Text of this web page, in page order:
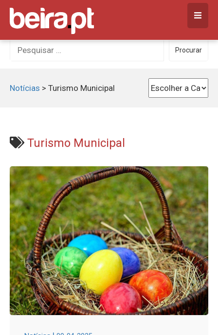
Skip
content
Procurar
por:
Procurar
Notícias > Turismo Municipal
Turismo Municipal